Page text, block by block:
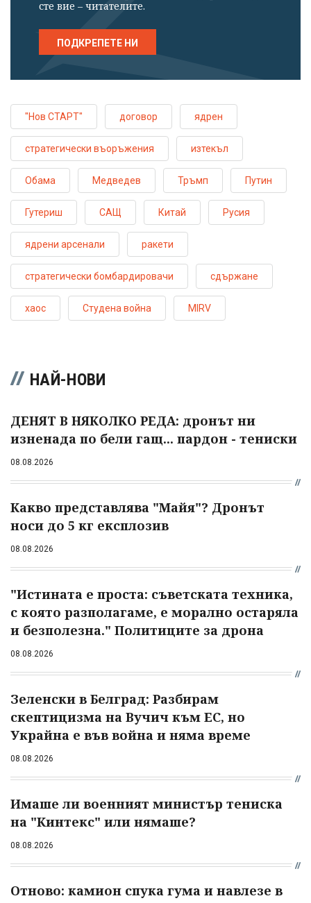
сте вие – читателите.
ПОДКРЕПЕТЕ НИ
"Нов СТАРТ" договор ядрен
стратегически въоръжения изтекъл
Обама Медведев Тръмп Путин
Гутериш САЩ Китай Русия
ядрени арсенали ракети
стратегически бомбардировачи сдържане
хаос Студена война MIRV
НАЙ-НОВИ
ДЕНЯТ В НЯКОЛКО РЕДА: дронът ни
изненада по бели гащ... пардон - тениски
08.08.2026
Какво представлява "Майя"? Дронът
носи до 5 кг експлозив
08.08.2026
"Истината е проста: съветската техника,
с която разполагаме, е морално остаряла
и безполезна." Политиците за дрона
08.08.2026
Зеленски в Белград: Разбирам
скептицизма на Вучич към ЕС, но
Украйна е във война и няма време
08.08.2026
Имаше ли военният министър тениска
на "Кинтекс" или нямаше?
08.08.2026
Отново: камион спука гума и навлезе в